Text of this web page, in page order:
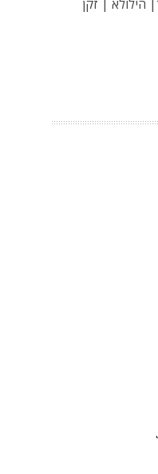
הילולא | זקן